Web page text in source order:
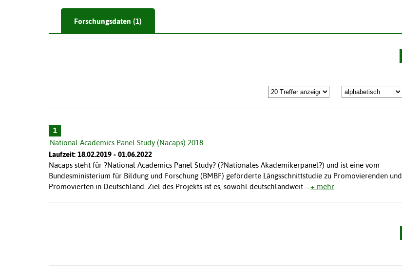
Forschungsdaten (1)
1
National Academics Panel Study (Nacaps) 2018
Laufzeit: 18.02.2019 - 01.06.2022
Nacaps steht für ?National Academics Panel Study? (?Nationales Akademikerpanel?) und ist eine vom
Bundesministerium für Bildung und Forschung (BMBF) geförderte Längsschnittstudie zu Promovierenden und
Promovierten in Deutschland. Ziel des Projekts ist es, sowohl deutschlandweit
+ mehr